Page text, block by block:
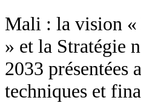
Mali : la vision
» et la Stratégie
2033 présentées
techniques et